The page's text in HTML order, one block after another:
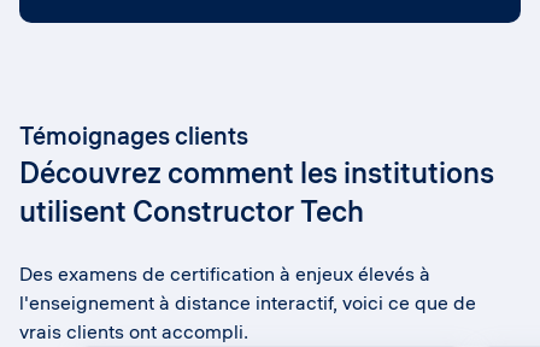
Témoignages clients
Découvrez comment les institutions
utilisent Constructor Tech
Des examens de certification à enjeux élevés à
l'enseignement à distance interactif, voici ce que de
vrais clients ont accompli.